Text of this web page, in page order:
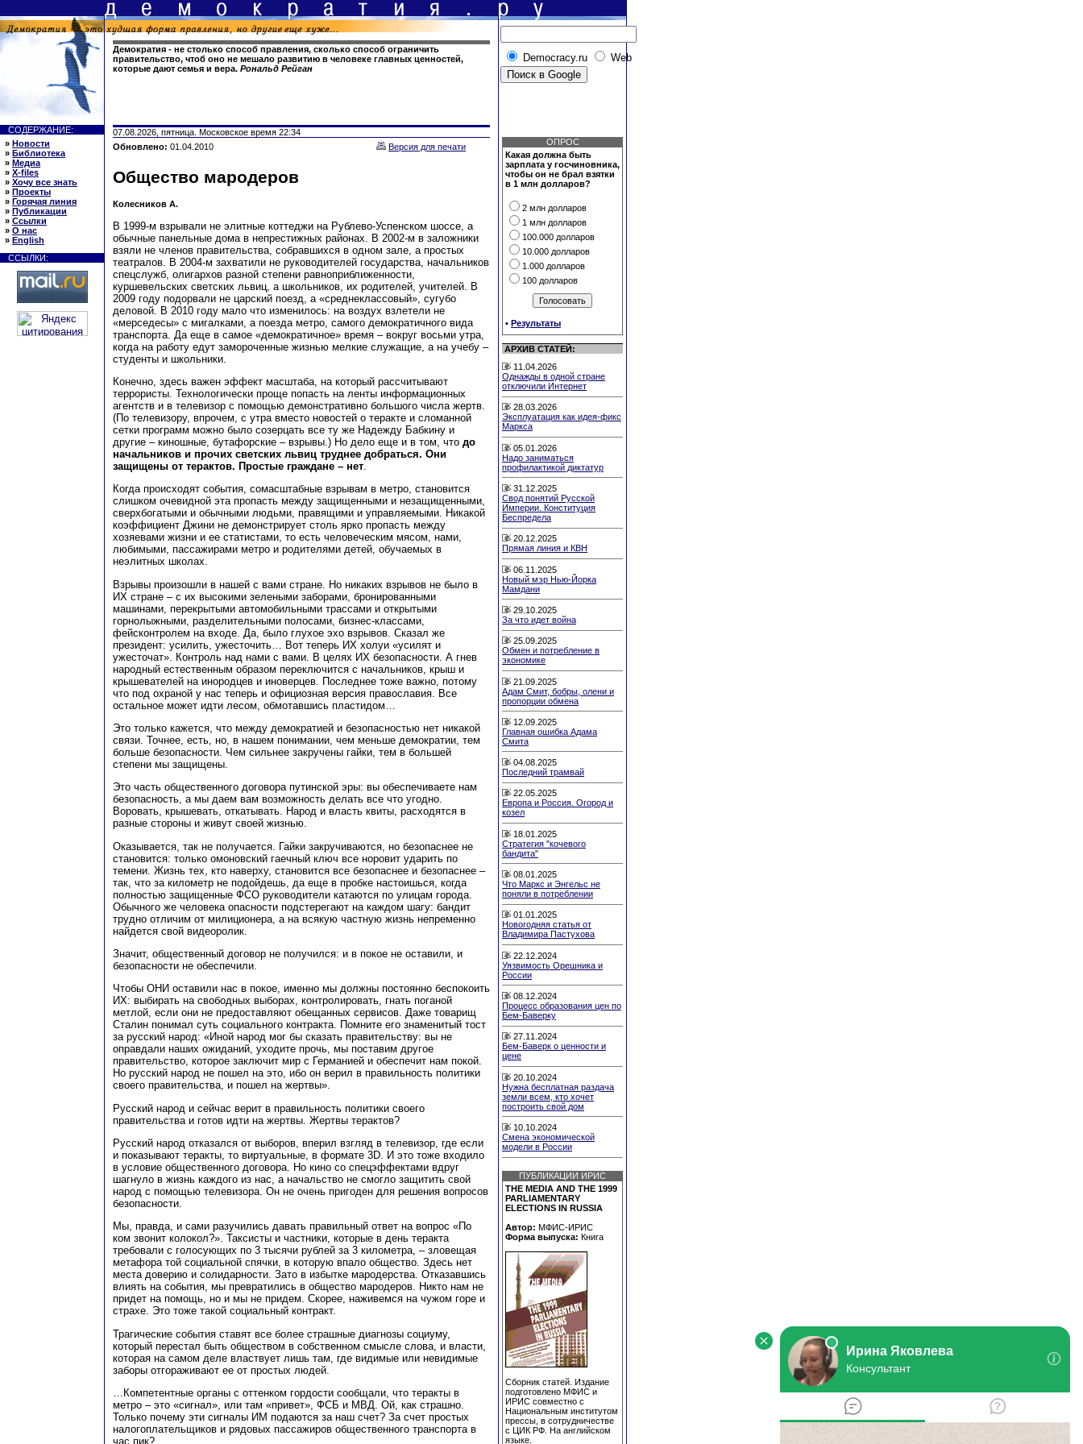
Демократия - не столько способ правления, сколько способ ограничить
правительство, чтоб оно не мешало развитию в человеке главных ценностей,
которые дают семья и вера. Рональд Рейган
Democracy.ru Web
СОДЕРЖАНИЕ:
» Новости
» Библиотека
» Медиа
» X-files
» Хочу все знать
» Проекты
» Горячая линия
» Публикации
» Ссылки
» О нас
» English
ССЫЛКИ:
07.08.2026, пятница. Московское время 22:34
Обновлено: 01.04.2010 Версия для печати
Общество мародеров
Колесников А.
В 1999-м взрывали не элитные коттеджи на Рублево-Успенском шоссе, а
обычные панельные дома в непрестижных районах. В 2002-м в заложники
взяли не членов правительства, собравшихся в одном зале, а простых
театралов. В 2004-м захватили не руководителей государства, начальников
спецслужб, олигархов разной степени равноприближенности,
куршевельских светских львиц, а школьников, их родителей, учителей. В
2009 году подорвали не царский поезд, а «среднеклассовый», сугубо
деловой. В 2010 году мало что изменилось: на воздух взлетели не
«мерседесы» с мигалками, а поезда метро, самого демократичного вида
транспорта. Да еще в самое «демократичное» время – вокруг восьми утра,
когда на работу едут замороченные жизнью мелкие служащие, а на учебу –
студенты и школьники.
Конечно, здесь важен эффект масштаба, на который рассчитывают
террористы. Технологически проще попасть на ленты информационных
агентств и в телевизор с помощью демонстративно большого числа жертв.
(По телевизору, впрочем, с утра вместо новостей о теракте и сломанной
сетки программ можно было созерцать все ту же Надежду Бабкину и
другие – киношные, бутафорские – взрывы.) Но дело еще и в том, что до
начальников и прочих светских львиц труднее добраться. Они
защищены от терактов. Простые граждане – нет
Когда происходят события, сомасштабные взрывам в метро, становится
слишком очевидной эта пропасть между защищенными и незащищенными,
сверхбогатыми и обычными людьми, правящими и управляемыми. Никакой
коэффициент Джини не демонстрирует столь ярко пропасть между
хозяевами жизни и ее статистами, то есть человеческим мясом, нами,
любимыми, пассажирами метро и родителями детей, обучаемых в
неэлитных школах.
Взрывы произошли в нашей с вами стране. Но никаких взрывов не было в
ИХ стране – с их высокими зелеными заборами, бронированными
машинами, перекрытыми автомобильными трассами и открытыми
горнолыжными, разделительными полосами, бизнес-классами,
фейсконтролем на входе. Да, было глухое эхо взрывов. Сказал же
президент: усилить, ужесточить… Вот теперь ИХ холуи «усилят и
ужесточат». Контроль над нами с вами. В целях ИХ безопасности. А гнев
народный естественным образом переключится с начальников, крыш и
крышевателей на инородцев и иноверцев. Последнее тоже важно, потому
что под охраной у нас теперь и официозная версия православия. Все
остальное может идти лесом, обмотавшись пластидом…
Это только кажется, что между демократией и безопасностью нет никакой
связи. Точнее, есть, но, в нашем понимании, чем меньше демократии, тем
больше безопасности. Чем сильнее закручены гайки, тем в большей
степени мы защищены.
Это часть общественного договора путинской эры: вы обеспечиваете нам
безопасность, а мы даем вам возможность делать все что угодно.
Воровать, крышевать, откатывать. Народ и власть квиты, расходятся в
разные стороны и живут своей жизнью.
Оказывается, так не получается. Гайки закручиваются, но безопаснее не
становится: только омоновский гаечный ключ все норовит ударить по
темени. Жизнь тех, кто наверху, становится все безопаснее и безопаснее –
так, что за километр не подойдешь, да еще в пробке настоишься, когда
полностью защищенные ФСО руководители катаются по улицам города.
Обычного же человека опасности подстерегают на каждом шагу: бандит
трудно отличим от милиционера, а на всякую частную жизнь непременно
найдется свой видеоролик.
Значит, общественный договор не получился: и в покое не оставили, и
безопасности не обеспечили.
Чтобы ОНИ оставили нас в покое, именно мы должны постоянно беспокоить
ИХ: выбирать на свободных выборах, контролировать, гнать поганой
метлой, если они не предоставляют обещанных сервисов. Даже товарищ
Сталин понимал суть социального контракта. Помните его знаменитый тост
за русский народ: «Иной народ мог бы сказать правительству: вы не
оправдали наших ожиданий, уходите прочь, мы поставим другое
правительство, которое заключит мир с Германией и обеспечит нам покой.
Но русский народ не пошел на это, ибо он верил в правильность политики
своего правительства, и пошел на жертвы».
Русский народ и сейчас верит в правильность политики своего
правительства и готов идти на жертвы. Жертвы терактов?
Русский народ отказался от выборов, вперил взгляд в телевизор, где если
и показывают теракты, то виртуальные, в формате 3D. И это тоже входило
в условие общественного договора. Но кино со спецэффектами вдруг
шагнуло в жизнь каждого из нас, а начальство не смогло защитить свой
народ с помощью телевизора. Он не очень пригоден для решения вопросов
безопасности.
Мы, правда, и сами разучились давать правильный ответ на вопрос «По
ком звонит колокол?». Таксисты и частники, которые в день теракта
требовали с голосующих по 3 тысячи рублей за 3 километра, – зловещая
метафора той социальной спячки, в которую впало общество. Здесь нет
места доверию и солидарности. Зато в избытке мародерства. Отказавшись
влиять на события, мы превратились в общество мародеров. Никто нам не
придет на помощь, но и мы не придем. Скорее, наживемся на чужом горе и
страхе. Это тоже такой социальный контракт.
Трагические события ставят все более страшные диагнозы социуму,
который перестал быть обществом в собственном смысле слова, и власти,
которая на самом деле властвует лишь там, где видимые или невидимые
заборы отгораживают ее от простых людей.
…Компетентные органы с оттенком гордости сообщали, что теракты в
метро – это «сигнал», или там «привет», ФСБ и МВД. Ой, как страшно.
Только почему эти сигналы ИМ подаются за наш счет? За счет простых
налогоплательщиков и рядовых пассажиров общественного транспорта в
час пик?
ОПРОС
Какая должна быть
зарплата у госчиновника,
чтобы он не брал взятки
в 1 млн долларов?
2 млн долларов
1 млн долларов
100.000 долларов
10.000 долларов
1.000 долларов
100 долларов
• Результаты
АРХИВ СТАТЕЙ:
11.04.2026
Однажды в одной стране
отключили Интернет
28.03.2026
Эксплуатация как идея-фикс
Маркса
05.01.2026
Надо заниматься
профилактикой диктатур
31.12.2025
Свод понятий Русской
Империи. Конституция
Беспредела
20.12.2025
Прямая линия и КВН
06.11.2025
Новый мэр Нью-Йорка
Мамдани
29.10.2025
За что идет война
25.09.2025
Обмен и потребление в
экономике
21.09.2025
Адам Смит, бобры, олени и
пропорции обмена
12.09.2025
Главная ошибка Адама
Смита
04.08.2025
Последний трамвай
22.05.2025
Европа и Россия. Огород и
козел
18.01.2025
Стратегия "кочевого
бандита"
08.01.2025
Что Маркс и Энгельс не
поняли в потреблении
01.01.2025
Новогодняя статья от
Владимира Пастухова
22.12.2024
Уязвимость Орешника и
России
08.12.2024
Процесс образования цен по
Бем-Баверку
27.11.2024
Бем-Баверк о ценности и
цене
20.10.2024
Нужна бесплатная раздача
земли всем, кто хочет
построить свой дом
10.10.2024
Смена экономической
модели в России
ПУБЛИКАЦИИ ИРИС
THE MEDIA AND THE 1999
PARLIAMENTARY
ELECTIONS IN RUSSIA
Автор: МФИС-ИРИС
Форма выпуска: Книга
Сборник статей. Издание
подготовлено МФИС и
ИРИС совместно с
Национальным институтом
прессы, в сотрудничестве
с ЦИК РФ. На английском
языке.